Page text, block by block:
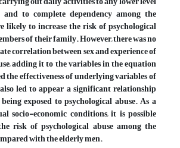
and to complete dependency among the
likely to increase the risk of psychological
of their family. However, there was no
correlation between sex and experience of
adding it to the variables in the equation
the effectiveness of underlying variables of
led to appear a significant relationship
exposed to psychological abuse. As a
socio-economic conditions, it is possible
risk of psychological abuse among the
with the elderly men.